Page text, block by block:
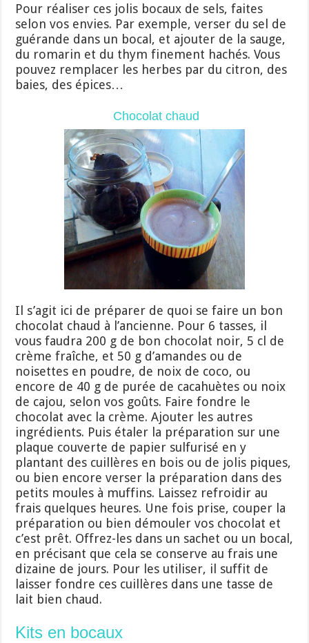
Pour réaliser ces jolis bocaux de sels, faites
selon vos envies. Par exemple, verser du sel de
guérande dans un bocal, et ajouter de la sauge,
du romarin et du thym finement hachés. Vous
pouvez remplacer les herbes par du citron, des
baies, des épices…
Chocolat chaud
Il s’agit ici de préparer de quoi se faire un bon
chocolat chaud à l’ancienne. Pour 6 tasses, il
vous faudra 200 g de bon chocolat noir, 5 cl de
crème fraîche, et 50 g d’amandes ou de
noisettes en poudre, de noix de coco, ou
encore de 40 g de purée de cacahuètes ou noix
de cajou, selon vos goûts. Faire fondre le
chocolat avec la crème. Ajouter les autres
ingrédients. Puis étaler la préparation sur une
plaque couverte de papier sulfurisé en y
plantant des cuillères en bois ou de jolis piques,
ou bien encore verser la préparation dans des
petits moules à muffins. Laissez refroidir au
frais quelques heures. Une fois prise, couper la
préparation ou bien démouler vos chocolat et
c’est prêt. Offrez-les dans un sachet ou un bocal,
en précisant que cela se conserve au frais une
dizaine de jours. Pour les utiliser, il suffit de
laisser fondre ces cuillères dans une tasse de
lait bien chaud.
Kits en bocaux